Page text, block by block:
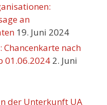
an
19. Juni 2024
nach
01.06.2024 2. Juni
der Unterkunft UA